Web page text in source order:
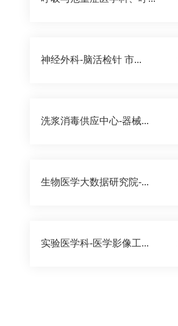
神经外科-脑活检针 市...
洗浆消毒供应中心-器械...
生物医学大数据研究院-...
实验医学科-医学影像工...